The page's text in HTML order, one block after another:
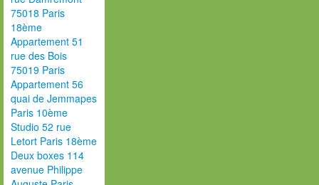
75018 Paris
18ème
Appartement 51
rue des Bois
75019 Paris
Appartement 56
quai de Jemmapes
Paris 10ème
Studio 52 rue
Letort Paris 18ème
Deux boxes 114
avenue Philippe